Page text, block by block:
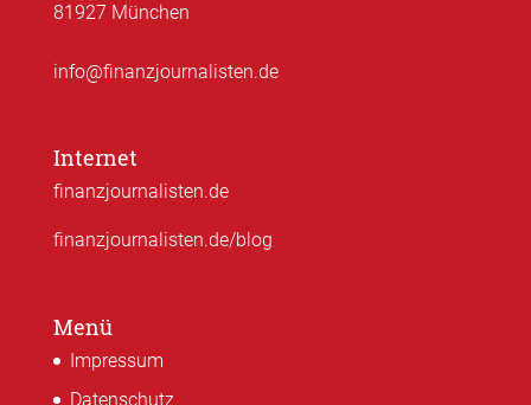
81927 München
info@finanzjournalisten.de
Internet
finanzjournalisten.de
finanzjournalisten.de/blog
Menü
Impressum
Datenschutz